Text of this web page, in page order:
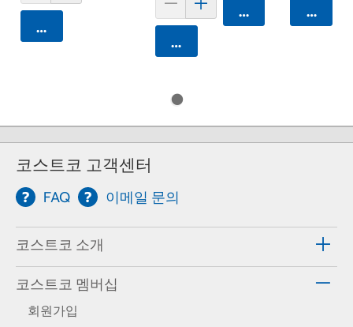
카트에 담기
카트에 담기
카트에 담기 카트에
코스트코 고객센터
FAQ 이메일 문의
코스트코 소개
코스트코 멤버십
회원가입